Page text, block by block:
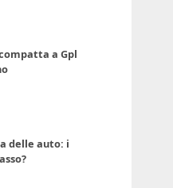
a Gpl
delle auto: i